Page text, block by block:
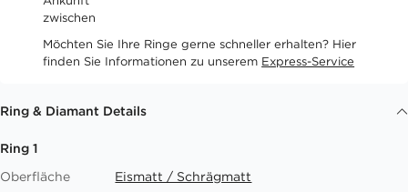
zwischen
Möchten Sie Ihre Ringe gerne schneller erhalten? Hier
finden Sie Informationen zu unserem Express-Service
Ring & Diamant Details
Ring 1
Oberfläche
Eismatt / Schrägmatt